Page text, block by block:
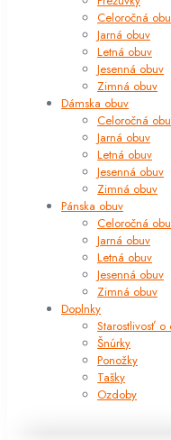
Celoročná
Jarná obuv
Letná obuv
Jesenná obuv
Zimná obuv
Dámska obuv
Celoročná
Jarná obuv
Letná obuv
Jesenná obuv
Zimná obuv
Pánska obuv
Celoročná
Jarná obuv
Letná obuv
Jesenná obuv
Zimná obuv
Doplnky
Starostlivosť o
Šnúrky
Ponožky
Tašky
Ozdoby